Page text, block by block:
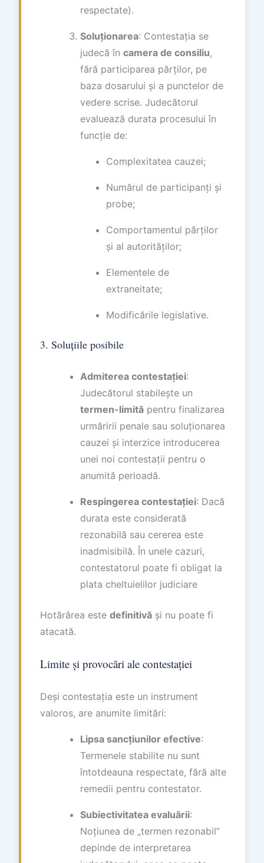
respectate).
Soluționarea: Contestația se
judecă în camera de consiliu,
fără participarea părților, pe
baza dosarului și a punctelor de
vedere scrise. Judecătorul
evaluează durata procesului în
funcție de:
Complexitatea cauzei;
Numărul de participanți și
probe;
Comportamentul părților
și al autorităților;
Elementele de
extraneitate;
Modificările legislative.
3. Soluțiile posibile
Admiterea contestației:
Judecătorul stabilește un
termen-limită pentru finalizarea
urmăririi penale sau soluționarea
cauzei și interzice introducerea
unei noi contestații pentru o
anumită perioadă.
Respingerea contestației: Dacă
durata este considerată
rezonabilă sau cererea este
inadmisibilă. În unele cazuri,
contestatorul poate fi obligat la
plata cheltuielilor judiciare
Hotărârea este definitivă și nu poate fi
atacată.
Limite și provocări ale contestației
Deși contestația este un instrument
valoros, are anumite limitări:
Lipsa sancțiunilor efective:
Termenele stabilite nu sunt
întotdeauna respectate, fără alte
remedii pentru contestator.
Subiectivitatea evaluării:
Noțiunea de „termen rezonabil”
depinde de interpretarea